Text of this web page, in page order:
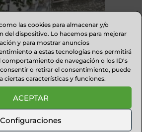
las cookies para almacenar y/o
del dispositivo. Lo hacemos para mejorar
y para mostrar anuncios
a estas tecnologías nos permitirá
comportamiento de navegación o los ID's
o retirar el consentimiento, puede
ciertas características y funciones.
ACEPTAR
Configuraciones
LA PASARELA
BENASQUE